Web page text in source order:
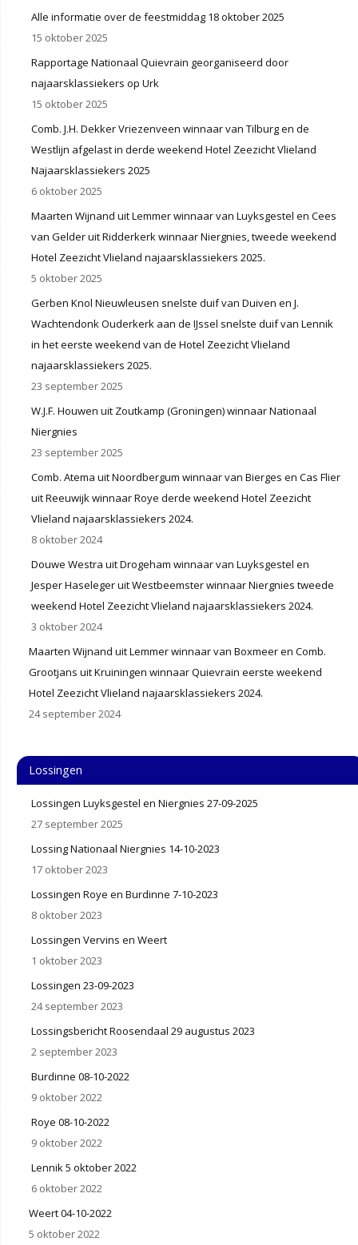
Alle informatie over de feestmiddag 18 oktober 2025
15 oktober 2025
Rapportage Nationaal Quievrain georganiseerd door
najaarsklassiekers op Urk
15 oktober 2025
Comb. J.H. Dekker Vriezenveen winnaar van Tilburg en de
Westlijn afgelast in derde weekend Hotel Zeezicht Vlieland
Najaarsklassiekers 2025
6 oktober 2025
Maarten Wijnand uit Lemmer winnaar van Luyksgestel en Cees
van Gelder uit Ridderkerk winnaar Niergnies, tweede weekend
Hotel Zeezicht Vlieland najaarsklassiekers 2025.
5 oktober 2025
Gerben Knol Nieuwleusen snelste duif van Duiven en J.
Wachtendonk Ouderkerk aan de IJssel snelste duif van Lennik
in het eerste weekend van de Hotel Zeezicht Vlieland
najaarsklassiekers 2025.
23 september 2025
W.J.F. Houwen uit Zoutkamp (Groningen) winnaar Nationaal
Niergnies
23 september 2025
Comb. Atema uit Noordbergum winnaar van Bierges en Cas Flier
uit Reeuwijk winnaar Roye derde weekend Hotel Zeezicht
Vlieland najaarsklassiekers 2024.
8 oktober 2024
Douwe Westra uit Drogeham winnaar van Luyksgestel en
Jesper Haseleger uit Westbeemster winnaar Niergnies tweede
weekend Hotel Zeezicht Vlieland najaarsklassiekers 2024.
3 oktober 2024
Maarten Wijnand uit Lemmer winnaar van Boxmeer en Comb.
Grootjans uit Kruiningen winnaar Quievrain eerste weekend
Hotel Zeezicht Vlieland najaarsklassiekers 2024.
24 september 2024
Lossingen
Lossingen Luyksgestel en Niergnies 27-09-2025
27 september 2025
Lossing Nationaal Niergnies 14-10-2023
17 oktober 2023
Lossingen Roye en Burdinne 7-10-2023
8 oktober 2023
Lossingen Vervins en Weert
1 oktober 2023
Lossingen 23-09-2023
24 september 2023
Lossingsbericht Roosendaal 29 augustus 2023
2 september 2023
Burdinne 08-10-2022
9 oktober 2022
Roye 08-10-2022
9 oktober 2022
Lennik 5 oktober 2022
6 oktober 2022
Weert 04-10-2022
5 oktober 2022